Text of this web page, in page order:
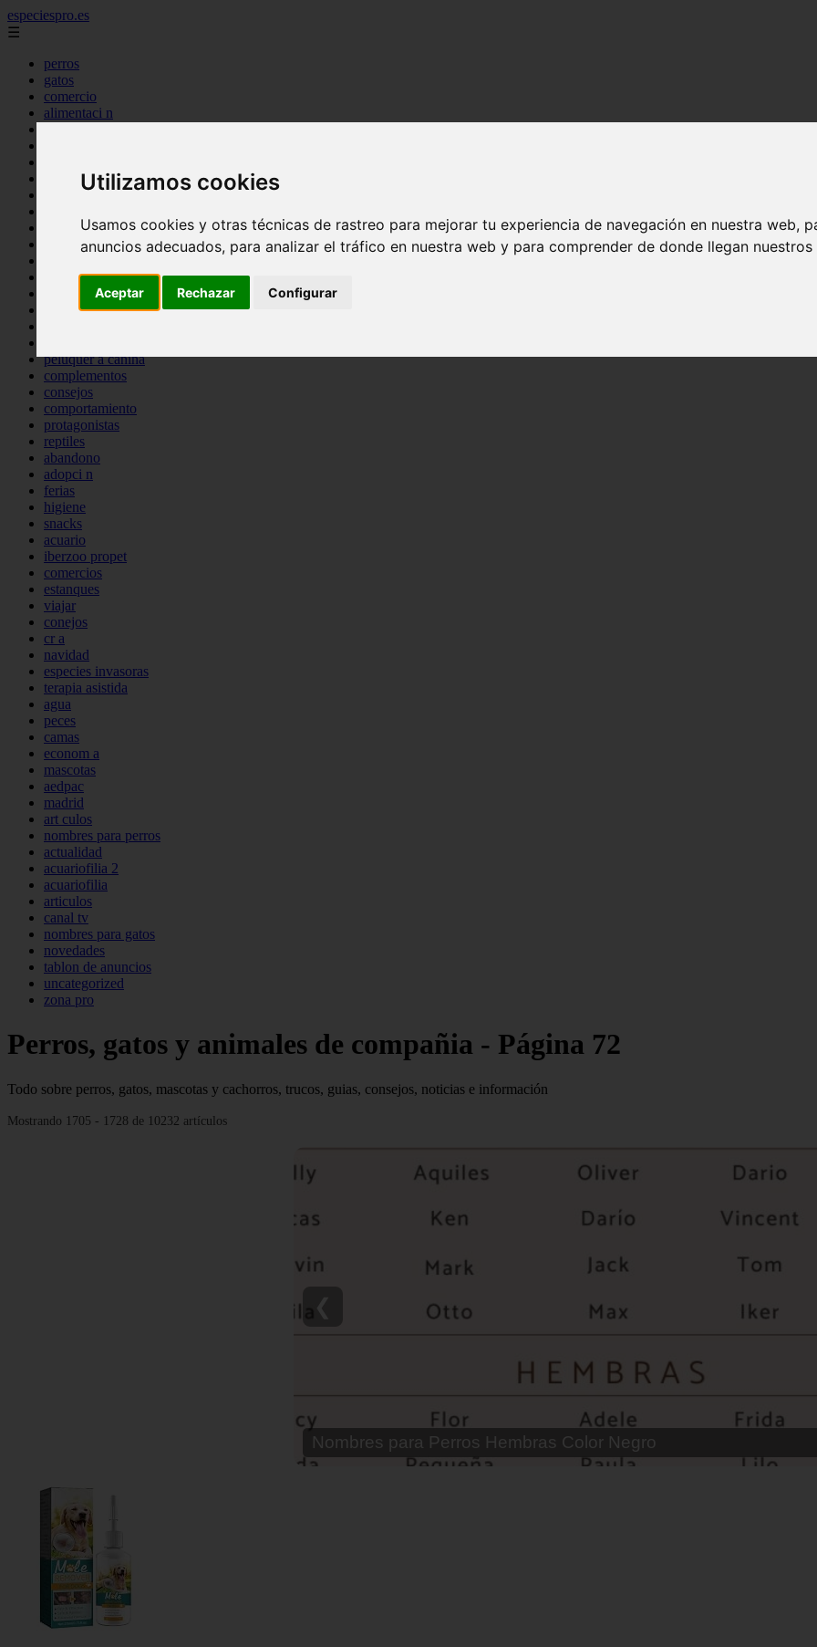
Utilizamos cookies
Usamos cookies y otras técnicas de rastreo para mejorar tu experiencia de navegación en nuestra web,
anuncios adecuados, para analizar el tráfico en nuestra web y para comprender de donde llegan
Aceptar Rechazar Configurar
especiespro.es
☰
perros
gatos
comercio
alimentaci n
tenencia responsable
marketing
peque os mam feros
legislaci n
peluquer a canina
complementos
consejos
comportamiento
protagonistas
reptiles
abandono
adopci n
ferias
higiene
snacks
acuario
iberzoo propet
comercios
estanques
viajar
conejos
cr a
navidad
especies invasoras
terapia asistida
agua
peces
camas
econom a
mascotas
aedpac
madrid
art culos
nombres para perros
actualidad
acuariofilia 2
acuariofilia
articulos
canal tv
nombres para gatos
novedades
tablon de anuncios
uncategorized
zona pro
Perros, gatos y animales de compañia - Página 72
Todo sobre perros, gatos, mascotas y cachorros, trucos, guias, consejos, noticias e información
Mostrando 1705 - 1728 de 10232 artículos
Nombre para Parejas de Gatos